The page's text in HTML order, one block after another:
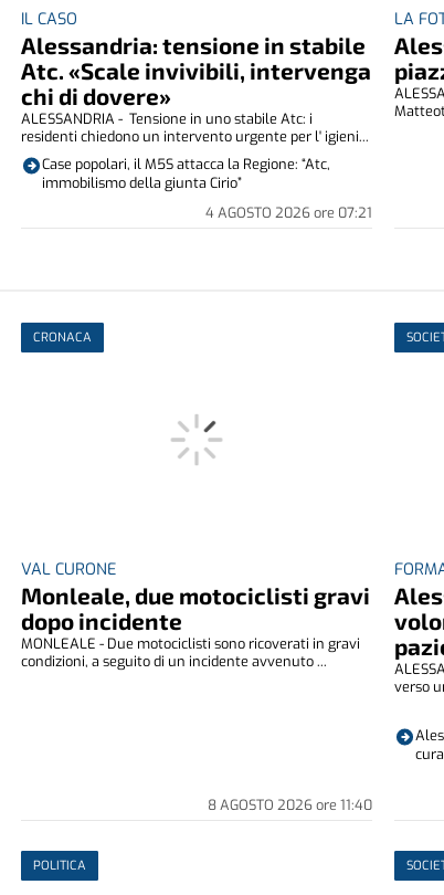
IL CASO
Alessandria: tensione in stabile
Atc. «Scale invivibili, intervenga
chi di dovere»
4 AGOSTO 2026ore 07:21
ALESSANDRIA - Tensione in uno stabile Atc: i
residenti chiedono un intervento urgente per l' igieni...
Case popolari, il M5S attacca la Regione: “Atc,
immobilismo della giunta Cirio”
LA
CRONACA
VAL CURONE
Monleale, due motociclisti gravi
dopo incidente
8 AGOSTO 2026ore 11:40
MONLEALE - Due motociclisti sono ricoverati in gravi
condizioni, a seguito di un incidente avvenuto ...
verso
POLITICA